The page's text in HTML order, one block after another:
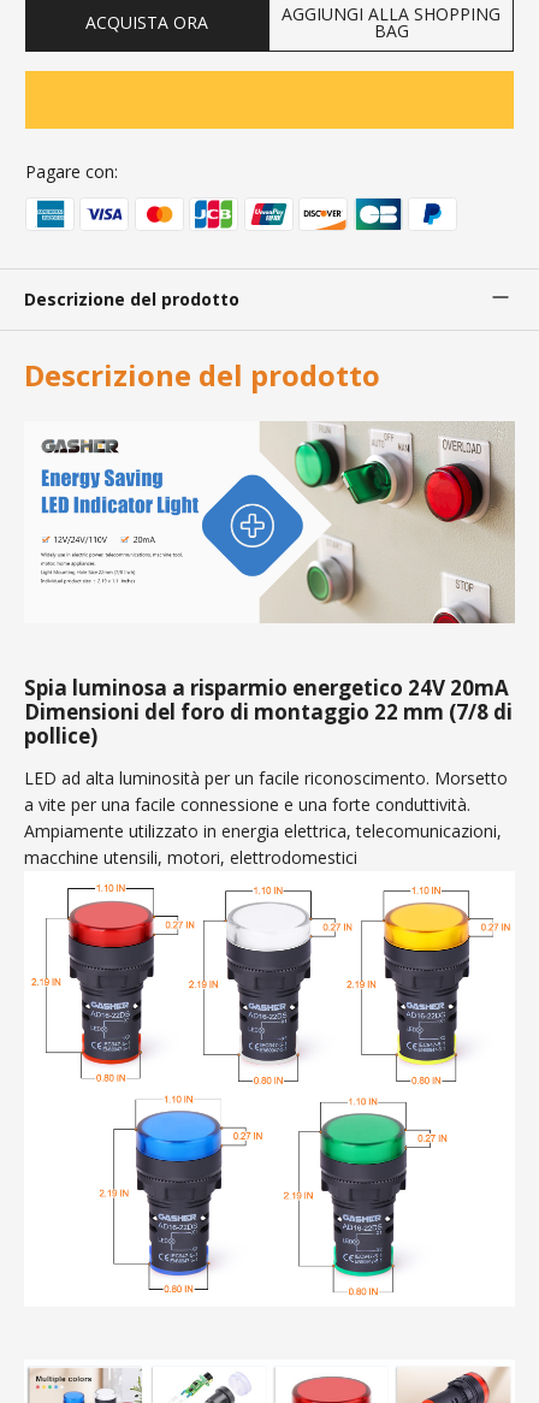
ACQUISTA ORA AGGIUNGI ALLA SHOPPING
BAG
Pagare con:
Descrizione del prodotto
Descrizione del prodotto
Spia luminosa a risparmio energetico 24V 20mA
Dimensioni del foro di montaggio 22 mm (7/8 di
pollice)
LED ad alta luminosità per un facile riconoscimento. Morsetto
a vite per una facile connessione e una forte conduttività.
Ampiamente utilizzato in energia elettrica, telecomunicazioni,
macchine utensili, motori, elettrodomestici